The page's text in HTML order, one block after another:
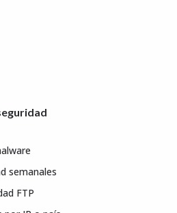
semanales
FTP